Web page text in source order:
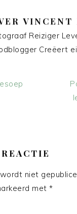
VINCENT
Reiziger
Creëert
niet
met*